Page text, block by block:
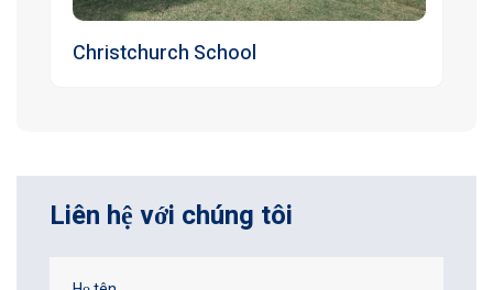
Christchurch School
Liên hệ với chúng tôi